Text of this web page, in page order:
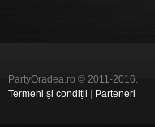
PartyOradea.ro © 2011-2016.
Termeni și condiții
Parteneri